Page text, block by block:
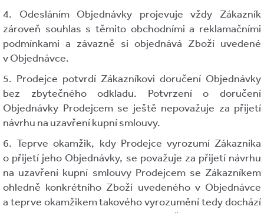
4. Odesláním Objednávky projevuje vždy Zákazník
zároveň souhlas s těmito obchodními a reklamačními
podmínkami a závazně si objednává Zboží uvedené
v Objednávce.
5. Prodejce potvrdí Zákazníkovi doručení Objednávky
bez zbytečného odkladu. Potvrzení o doručení
Objednávky Prodejcem se ještě nepovažuje za přijetí
návrhu na uzavření kupní smlouvy.
6. Teprve okamžik, kdy Prodejce vyrozumí Zákazníka
o přijetí jeho Objednávky, se považuje za přijetí návrhu
na uzavření kupní smlouvy Prodejcem se Zákazníkem
ohledně konkrétního Zboží uvedeného v Objednávce
a teprve okamžikem takového vyrozumění tedy dochází